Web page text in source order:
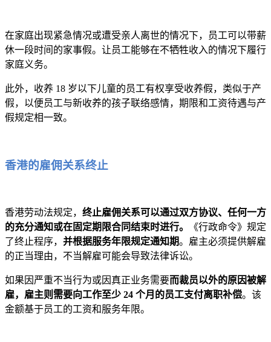
在家庭出现紧急情况或遭受亲人离世的情况下，员工可以带薪
休一段时间的家事假。让员工能够在不牺牲收入的情况下履行
家庭义务。
此外，收养 18 岁以下儿童的员工有权享受收养假，类似于产
假，以便员工与新收养的孩子联络感情，期限和工资待遇与产
假规定相一致。
香港的雇佣关系终止
香港劳动法规定， 终止雇佣关系可以通过双方协议、任何一方
的充分通知或在固定期限合同结束时进行。
《行政命令》规定
了终止程序， 并根据服务年限规定通知期。雇主必须提供解雇
的正当理由，不当解雇可能会导致法律诉讼。
如果因严重不当行为或因真正业务需要而裁员以外的原因被解
雇，雇主则需要向工作至少 24 个月的员工支付离职补偿。该
金额基于员工的工资和服务年限。